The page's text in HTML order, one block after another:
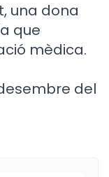
una dona
que
mèdica.
del